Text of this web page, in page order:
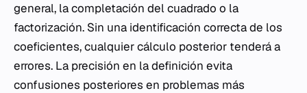
general, la completación del cuadrado o la
factorización. Sin una identificación correcta de los
coeficientes, cualquier cálculo posterior tenderá a
errores. La precisión en la definición evita
confusiones posteriores en problemas más